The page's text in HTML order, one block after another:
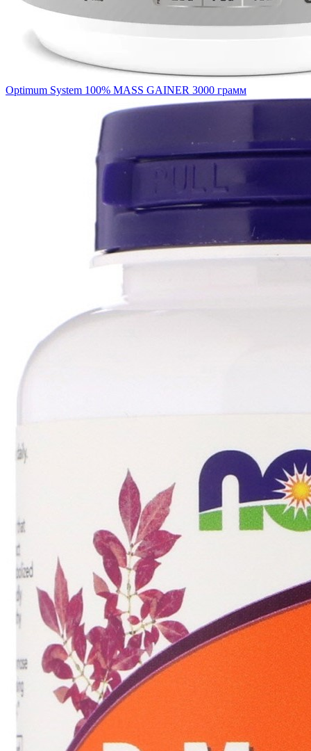
Optimum System 100% MASS GAINER 3000 грамм